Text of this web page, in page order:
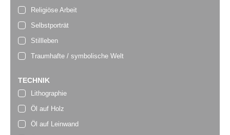
Religiöse Arbeit
Selbstporträt
Stillleben
Traumhafte / symbolische Welt
TECHNIK
Lithographie
Öl auf Holz
Öl auf Leinwand